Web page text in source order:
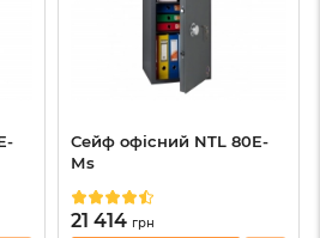
Сейф офісний NTL 80E-
Мs
21 414 грн